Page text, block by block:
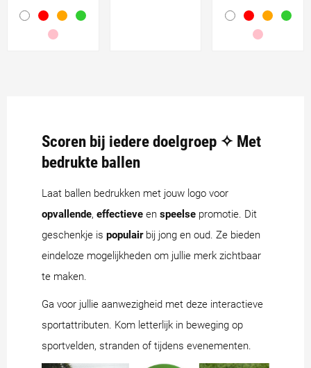
Scoren bij iedere doelgroep ✧ Met
bedrukte ballen
Laat ballen bedrukken met jouw logo voor
opvallende, effectieve en speelse promotie. Dit
geschenkje is populairbij jong en oud. Ze bieden
eindeloze mogelijkheden om jullie merk zichtbaar
te maken.
Ga voor jullie aanwezigheid met deze interactieve
sportattributen. Kom letterlijk in beweging op
sportvelden, stranden of tijdens evenementen.